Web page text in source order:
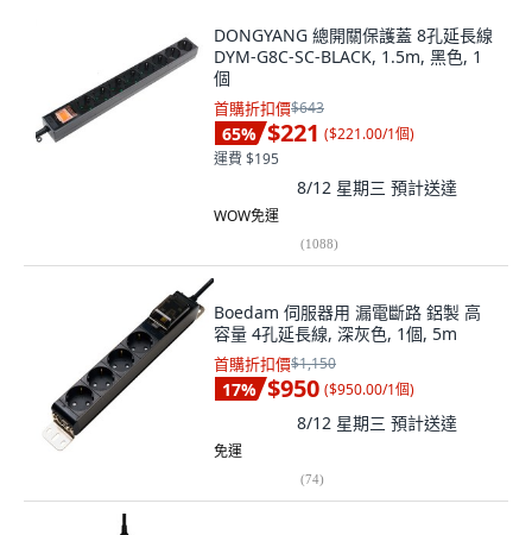
DONGYANG 總開關保護蓋 8孔延長線
DYM-G8C-SC-BLACK, 1.5m, 黑色, 1
個
首購折扣價$643
65% $221 ($221.00/1個)
運費 $195
8/12 星期三 預計送達
WOW免運
(1088)
Boedam 伺服器用 漏電斷路 鋁製 高
容量 4孔延長線, 深灰色, 1個, 5m
首購折扣價$1,150
17% $950 ($950.00/1個)
8/12 星期三 預計送達
免運
(74)